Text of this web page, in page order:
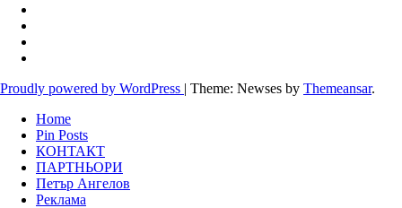
Proudly powered by WordPress Theme: Newses by Themeansar.
Home
Pin Posts
КОНТАКТ
ПАРТНЬОРИ
Петър Ангелов
Реклама